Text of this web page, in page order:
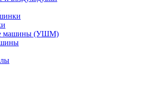
машины (УШМ)